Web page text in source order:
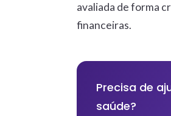
avaliada de forma
financeiras.
Precisa de
saúde?